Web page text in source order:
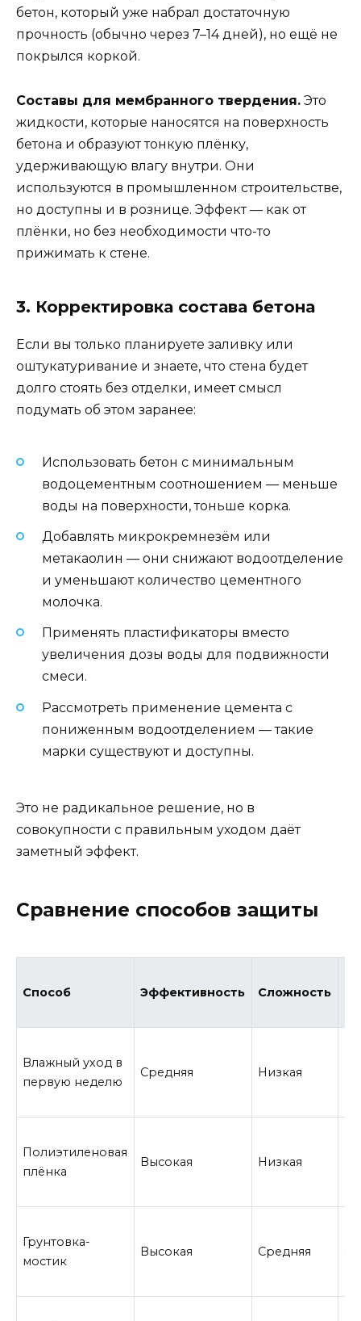
бетон, который уже набрал достаточную
прочность (обычно через 7–14 дней), но ещё не
покрылся коркой.
Составы для мембранного твердения. Это
жидкости, которые наносятся на поверхность
бетона и образуют тонкую плёнку,
удерживающую влагу внутри. Они
используются в промышленном строительстве,
но доступны и в рознице. Эффект — как от
плёнки, но без необходимости что-то
прижимать к стене.
3. Корректировка состава бетона
Если вы только планируете заливку или
оштукатуривание и знаете, что стена будет
долго стоять без отделки, имеет смысл
подумать об этом заранее:
Использовать бетон с минимальным
водоцементным соотношением — меньше
воды на поверхности, тоньше корка.
Добавлять микрокремнезём или
метакаолин — они снижают водоотделение
и уменьшают количество цементного
молочка.
Применять пластификаторы вместо
увеличения дозы воды для подвижности
смеси.
Рассмотреть применение цемента с
пониженным водоотделением — такие
марки существуют и доступны.
Это не радикальное решение, но в
совокупности с правильным уходом даёт
заметный эффект.
Сравнение способов защиты
Способ Эффективность Сложность
Влажный уход в
первую неделю
Средняя Низкая
Полиэтиленовая
плёнка
Высокая Низкая
Грунтовка-
мостик
Высокая Средняя